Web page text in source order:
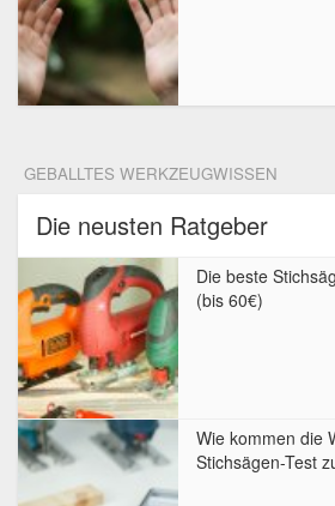
GEBALLTES WERKZEUGWISSEN
Die neusten Ratgeber
Die beste
(bis 60€)
Wie kommen die
Stichsägen-Test